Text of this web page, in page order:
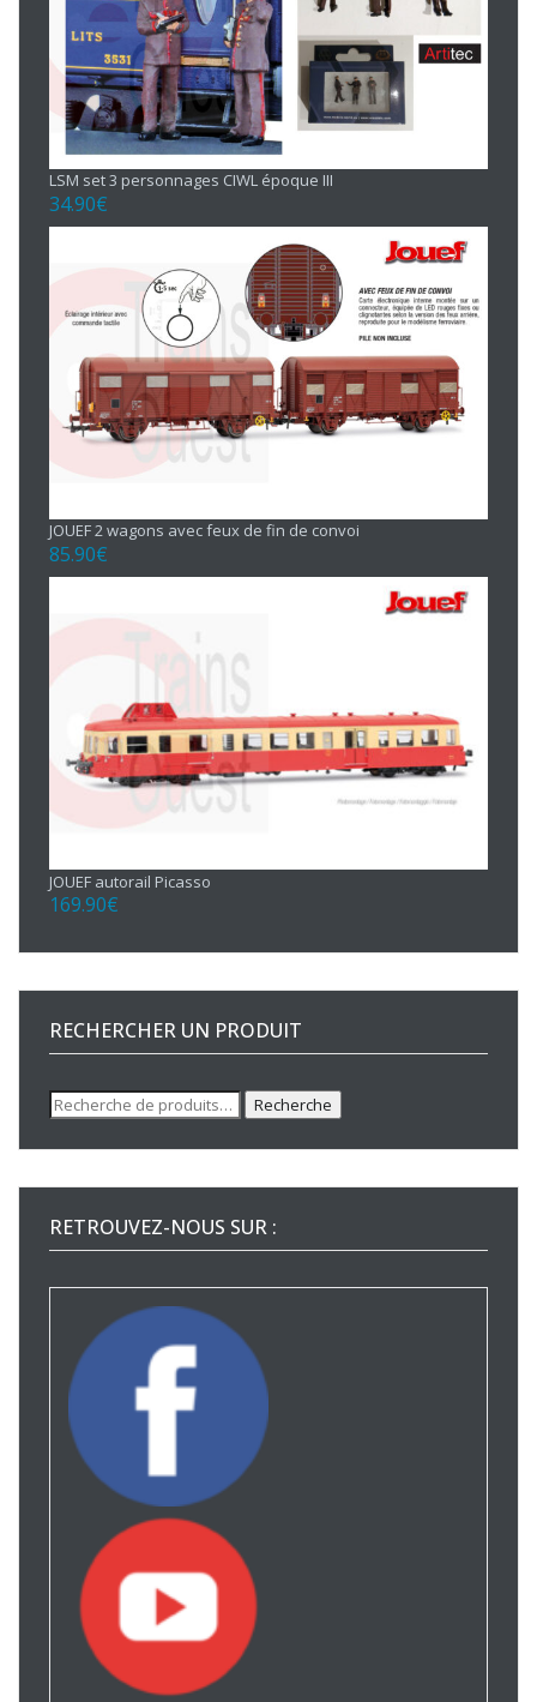
LSM set 3 personnages CIWL époque III
34.90€
JOUEF 2 wagons avec feux de fin de convoi
85.90€
JOUEF autorail Picasso
169.90€
RECHERCHER UN PRODUIT
Recherche
pour :
Recherche
RETROUVEZ-NOUS SUR :